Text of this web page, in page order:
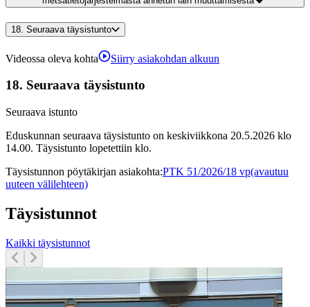
18. Seuraava täysistunto
Videossa oleva kohta Siirry asiakohdan alkuun
18. Seuraava täysistunto
Seuraava istunto
Eduskunnan seuraava täysistunto on keskiviikkona 20.5.2026 klo
14.00. Täysistunto lopetettiin klo.
Täysistunnon pöytäkirjan asiakohta:PTK 51/2026/18 vp(avautuu
uuteen välilehteen)
Täysistunnot
Kaikki täysistunnot